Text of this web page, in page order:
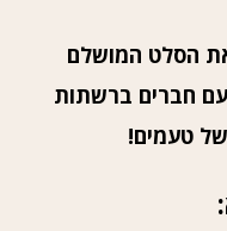
המושלם
ברשתות